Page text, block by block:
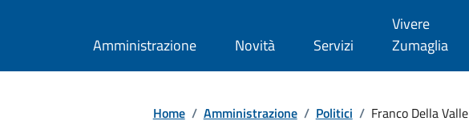
Amministrazione Novità Servizi
Vivere
Zumaglia
Home / Amministrazione / Politici / Franco Della Valle